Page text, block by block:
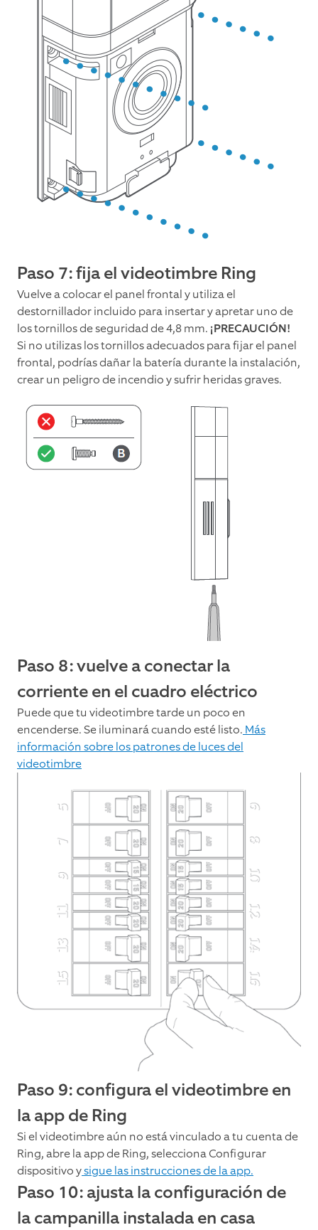
Paso 7: fija el videotimbre Ring
Vuelve a colocar el panel frontal y utiliza el
destornillador incluido para insertar y apretar uno de
los tornillos de seguridad de 4,8 mm. ¡PRECAUCIÓN!
Si no utilizas los tornillos adecuados para fijar el panel
frontal, podrías dañar la batería durante la instalación,
crear un peligro de incendio y sufrir heridas graves.
Paso 8: vuelve a conectar la
corriente en el cuadro eléctrico
Puede que tu videotimbre tarde un poco en
encenderse. Se iluminará cuando esté listo. Más
información sobre los patrones de luces del
videotimbre
Paso 9: configura el videotimbre en
la app de Ring
Si el videotimbre aún no está vinculado a tu cuenta de
Ring, abre la app de Ring, selecciona Configurar
dispositivo ysigue las instrucciones de la app.
Paso 10: ajusta la configuración de
la campanilla instalada en casa